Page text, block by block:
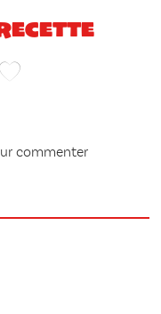
commenter